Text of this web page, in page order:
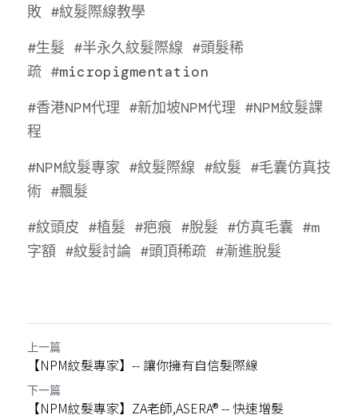
敗 #紋髮際線教學
#生髮 #半永久紋髮際線 #頭髮稀
疏 #micropigmentation
#香港NPM代理 #新加坡NPM代理 #NPM紋髮課
程
#NPM紋髮專家 #紋髮際線 #紋髮 #毛囊仿真技
術 #飄髮
#紋頭皮 #植髮 #疤痕 #脫髮 #仿真毛囊 #m
字額 #紋髮討論 #頭頂稀疏 #漸進脫髮
上一篇
【NPM紋髮專家】-- 讓你擁有自信髮際線
下一篇
【NPM紋髮專家】ZA老師,ASERA® -- 快速增髮